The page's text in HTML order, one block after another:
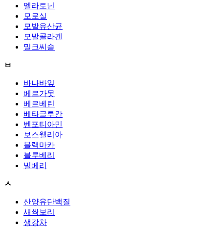
멜라토닌
모로실
모발유산균
모발콜라겐
밀크씨슬
ㅂ
바나바잎
베르가못
베르베린
베타글루칸
벤포티아민
보스웰리아
블랙마카
블루베리
빌베리
ㅅ
산양유단백질
새싹보리
생강차